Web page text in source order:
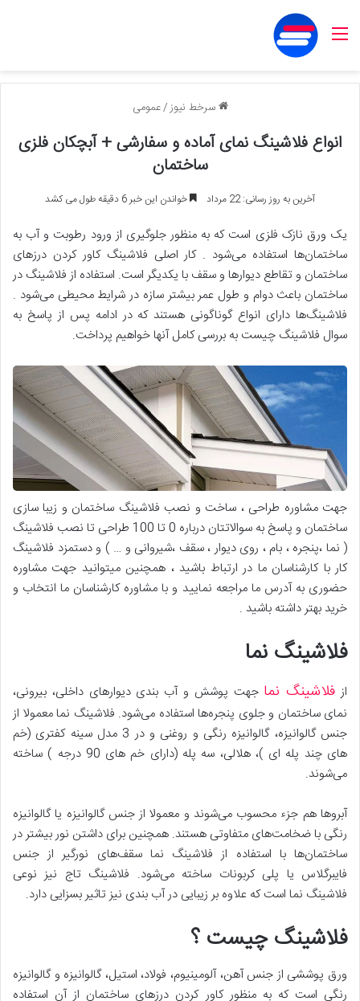
منو
سرخط نیوز/عمومی
انواع فلاشینگ نمای آماده و سفارشی + آبچکان فلزی
ساختمان
آخرین به روز رسانی: 22 مرداد خواندن این خبر 6 دقیقه طول می کشد
یک ورق نازک فلزی است که به منظور جلوگیری از ورود رطوبت و آب به
ساختمان‌ها استفاده می‌شود . کار اصلی فلاشینگ کاور کردن درزهای
ساختمان و تقاطع دیوارها و سقف با یکدیگر است. استفاده از فلاشینگ در
ساختمان باعث دوام و طول عمر بیشتر سازه در شرایط محیطی می‌شود .
فلاشینگ‌ها دارای انواع گوناگونی هستند که در ادامه پس از پاسخ به
سوال فلاشینگ چیست به بررسی کامل آنها خواهیم پرداخت.
جهت مشاوره طراحی ، ساخت و نصب فلاشینگ ساختمان و زیبا سازی
ساختمان و پاسخ به سوالاتتان درباره 0 تا 100 طراحی تا نصب فلاشینگ
( نما ،پنجره ، بام ، روی دیوار ، سقف ،شیروانی و … ) و دستمزد فلاشینگ
کار با کارشناسان ما در ارتباط باشید ، همچنین میتوانید جهت مشاوره
حضوری به آدرس ما مراجعه نمایید و با مشاوره کارشناسان ما انتخاب و
خرید بهتر داشته باشید .
فلاشینگ نما
از فلاشینگ نما جهت پوشش و آب بندی دیوارهای داخلی، بیرونی،
نمای ساختمان و جلوی پنجره‌ها استفاده می‌شود. فلاشینگ نما معمولا از
جنس گالوانیزه، گالوانیزه رنگی و روغنی و در 3 مدل سینه کفتری (خم
های چند پله ای )، هلالی، سه پله (دارای خم های 90 درجه ) ساخته
می‌شوند.
آبروها هم جزء محسوب می‌شوند و معمولا از جنس گالوانیزه یا گالوانیزه
رنگی با ضخامت‌های متفاوتی هستند. همچنین برای داشتن نور بیشتر در
ساختمان‌ها با استفاده از فلاشینگ نما سقف‌های نورگیر از جنس
فایبرگلاس یا پلی کربونات ساخته می‌شود. فلاشینگ تاج نیز نوعی
فلاشینگ نما است که علاوه بر زیبایی در آب بندی نیز تاثیر بسزایی دارد.
فلاشینگ چیست ؟
ورق پوششی از جنس آهن، آلومینیوم، فولاد، استیل، گالوانیزه و گالوانیزه
رنگی است که به منظور کاور کردن درزهای ساختمان از آن استفاده